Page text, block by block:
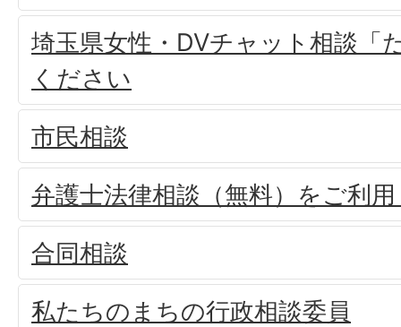
埼玉県女性・DVチャット相談「
ください
市民相談
弁護士法律相談（無料）をご利
合同相談
私たちのまちの行政相談委員